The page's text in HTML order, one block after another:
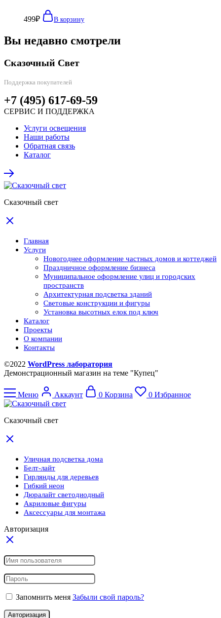
499₽ В корзину
Вы недавно смотрели
Сказочный Свет
Поддержка покупателей
+7 (495) 617-69-59
СЕРВИС И ПОДДЕРЖКА
Услуги освещения
Наши работы
Обратная связь
Каталог
Сказочный свет
Главная
Услуги
Новогоднее оформление частных домов и коттеджей
Праздничное оформление бизнеса
Муниципальное оформление улиц и городских
пространств
Архитектурная подсветка зданий
Световые конструкции и фигуры
Установка высотных елок под ключ
Каталог
Проекты
О компании
Контакты
©2022 WordPress лаборатория
Демонстрационный магазин на теме "Купец"
Меню Аккаунт 0 Корзина 0 Избранное
Сказочный свет
Уличная подсветка дома
Белт-лайт
Гирлянды для деревьев
Гибкий неон
Дюралайт светодиодный
Акриловые фигуры
Аксессуары для монтажа
Авторизация
Запомнить меня Забыли свой пароль?
Авторизация